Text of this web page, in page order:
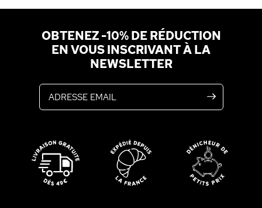
OBTENEZ -10% DE RÉDUCTION
EN VOUS INSCRIVANT À LA
NEWSLETTER